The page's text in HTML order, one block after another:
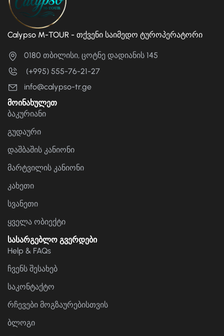
Calypso M-TOUR - თქვენი საიმედო ტუროპერატორი
0180 თბილისი, ცოტნე დადიანის 145
(+995) 555-76-21-27
info@calypso-tr.ge
მოინახულეთ
ბაკურიანი
გუდაური
დაშბაშის კანიონი
მარტვილის კანიონი
კახეთი
სვანეთი
ყველა ობიექტი
სასარგებლო გვერდები
Help & FAQs
ჩვენს შესახებ
საკონტაქტო
რჩევები მოგზაურებისთვის
ბლოგი